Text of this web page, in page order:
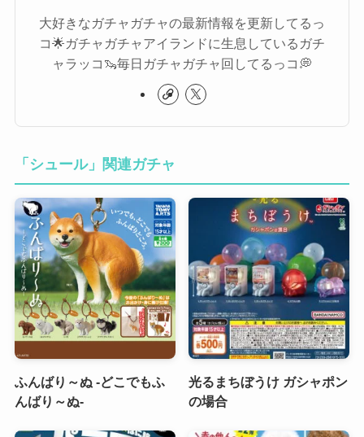
大好きなガチャガチャの最新情報を更新してるっ
コ🌟ガチャガチャアイランドに生息しているガチ
ャラッコ🦦毎日ガチャガチャ回してるっコ💭
「シュール」関連ガチャ
ふんばり～ぬ -どこでもふ
んばり～ぬ-
光るまちぼうけ ガシャポン
の場合